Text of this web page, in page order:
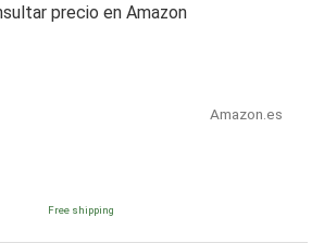
precio en Amazon
Amazon.es
Free shipping